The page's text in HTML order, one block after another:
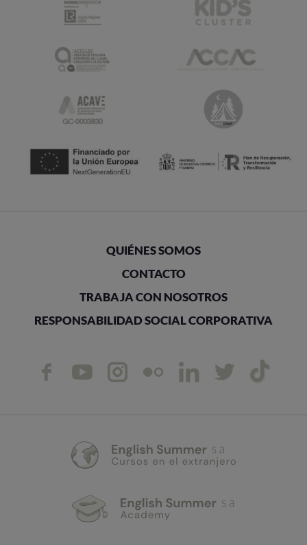
QUIÉNES SOMOS
CONTACTO
TRABAJA CON NOSOTROS
RESPONSABILIDAD SOCIAL CORPORATIVA